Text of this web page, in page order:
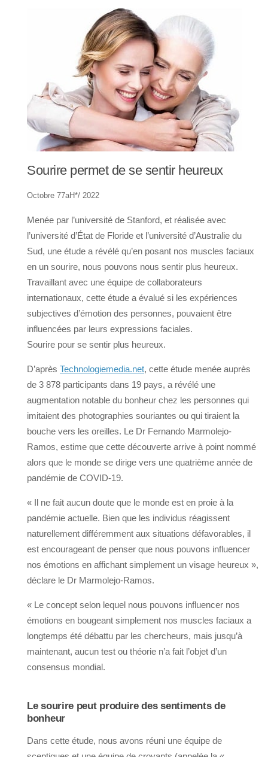
Sourire permet de se sentir heureux
Octobre 77aH*/ 2022
Menée par l’université de Stanford, et réalisée avec
l’université d’État de Floride et l’université d’Australie du
Sud, une étude a révélé qu’en posant nos muscles faciaux
en un sourire, nous pouvons nous sentir plus heureux.
Travaillant avec une équipe de collaborateurs
internationaux, cette étude a évalué si les expériences
subjectives d’émotion des personnes, pouvaient être
influencées par leurs expressions faciales.
Sourire pour se sentir plus heureux.
D’après Technologiemedia.net, cette étude menée auprès
de 3 878 participants dans 19 pays, a révélé une
augmentation notable du bonheur chez les personnes qui
imitaient des photographies souriantes ou qui tiraient la
bouche vers les oreilles. Le Dr Fernando Marmolejo-
Ramos, estime que cette découverte arrive à point nommé
alors que le monde se dirige vers une quatrième année de
pandémie de COVID-19.
« Il ne fait aucun doute que le monde est en proie à la
pandémie actuelle. Bien que les individus réagissent
naturellement différemment aux situations défavorables, il
est encourageant de penser que nous pouvons influencer
nos émotions en affichant simplement un visage heureux »,
déclare le Dr Marmolejo-Ramos.
« Le concept selon lequel nous pouvons influencer nos
émotions en bougeant simplement nos muscles faciaux a
longtemps été débattu par les chercheurs, mais jusqu’à
maintenant, aucun test ou théorie n’a fait l’objet d’un
consensus mondial.
Le sourire peut produire des sentiments de
bonheur
Dans cette étude, nous avons réuni une équipe de